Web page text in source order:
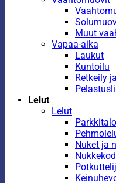
Muut
Vapaa-aika
Laukut
Kuntoilu
Retkeily
Lelut
Lelut
Nuket ja